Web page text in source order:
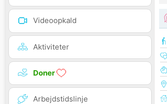
Videoopkald
Aktiviteter
Doner
Arbejdstidslinje